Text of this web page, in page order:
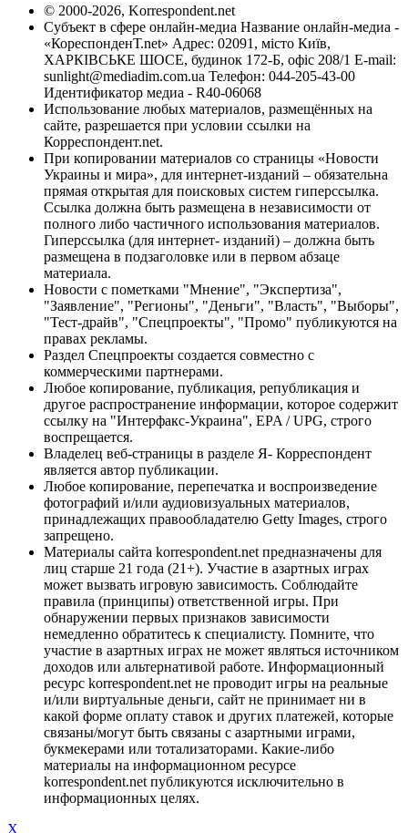
© 2000-2026, Korrespondent.net
Субъект в сфере онлайн-медиа Название онлайн-медиа -
«КореспонденТ.net» Адрес: 02091, місто Київ,
ХАРКІВСЬКЕ ШОСЕ, будинок 172-Б, офіс 208/1 E-mail:
sunlight@mediadim.com.ua Телефон: 044-205-43-00
Идентификатор медиа - R40-06068
Использование любых материалов, размещённых на
сайте, разрешается при условии ссылки на
Корреспондент.net.
При копировании материалов со страницы «Новости
Украины и мира», для интернет-изданий – обязательна
прямая открытая для поисковых систем гиперссылка.
Ссылка должна быть размещена в независимости от
полного либо частичного использования материалов.
Гиперссылка (для интернет- изданий) – должна быть
размещена в подзаголовке или в первом абзаце
материала.
Новости с пометками "Мнение", "Экспертиза",
"Заявление", "Регионы", "Деньги", "Власть", "Выборы",
"Тест-драйв", "Спецпроекты", "Промо" публикуются на
правах рекламы.
Раздел Спецпроекты создается совместно с
коммерческими партнерами.
Любое копирование, публикация, републикация и
другое распространение информации, которое содержит
ссылку на "Интерфакс-Украина", EPA / UPG, строго
воспрещается.
Владелец веб-страницы в разделе Я- Корреспондент
является автор публикации.
Любое копирование, перепечатка и воспроизведение
фотографий и/или аудиовизуальных материалов,
принадлежащих правообладателю Getty Images, строго
запрещено.
Материалы сайта korrespondent.net предназначены для
лиц старше 21 года (21+). Участие в азартных играх
может вызвать игровую зависимость. Соблюдайте
правила (принципы) ответственной игры. При
обнаружении первых признаков зависимости
немедленно обратитесь к специалисту. Помните, что
участие в азартных играх не может являться источником
доходов или альтернативой работе. Информационный
ресурс korrespondent.net не проводит игры на реальные
и/или виртуальные деньги, сайт не принимает ни в
какой форме оплату ставок и других платежей, которые
связаны/могут быть связаны с азартными играми,
букмекерами или тотализаторами. Какие-либо
материалы на информационном ресурсе
korrespondent.net публикуются исключительно в
информационных целях.
X